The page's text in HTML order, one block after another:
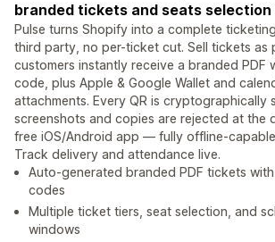
branded tickets and seats selection
Pulse turns Shopify into a complete
third party, no per-ticket cut. Sell tickets as
customers instantly receive a branded PDF
code, plus Apple & Google Wallet and
attachments. Every QR is cryptographically
screenshots and copies are rejected at the
free iOS/Android app — fully offline-
Track delivery and attendance live.
Auto-generated branded PDF tickets
codes
Multiple ticket tiers, seat selection, and
windows